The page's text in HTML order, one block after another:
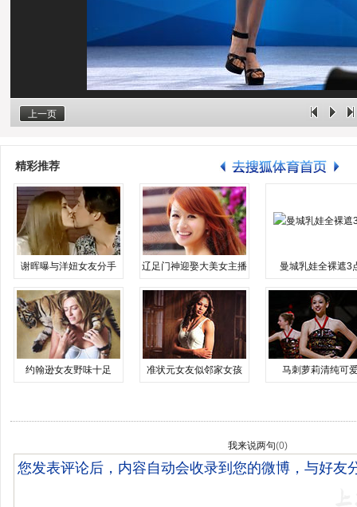
上一页
精彩推荐
谢晖曝与洋妞女友分手 辽足门神迎娶大美女主播 曼城乳娃全裸遮3
约翰逊女友野味十足 准状元女友似邻家女孩 马刺萝莉清纯可
我来说两句(0)